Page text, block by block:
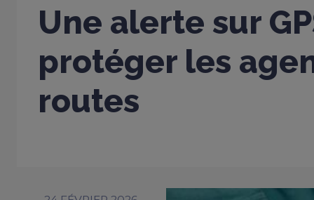
Une alerte sur
protéger les
routes